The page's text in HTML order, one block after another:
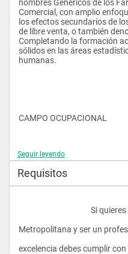
nombres Genéricos de los
Comercial, con amplio
los efectos secundarios de
de libre venta, o también
Completando la formación
sólidos en las áreas
humanas.
CAMPO OCUPACIONAL
Grandes, medianas y
Boticas
Entidades Farmacéuticas o
Instituciones de capacitación
Farmacéutico
Seguir leyendo
Requisitos
Si
Metropolitana y ser un
excelencia debes cumplir con